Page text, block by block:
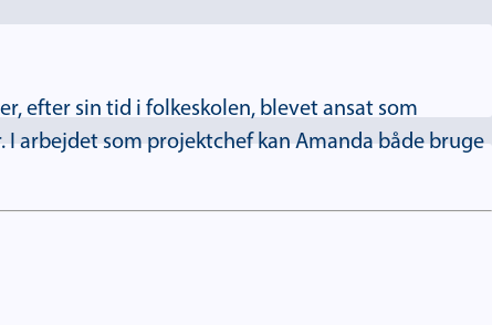
efter sin tid i folkeskolen, blevet ansat som
arbejdet som projektchef kan Amanda både bruge